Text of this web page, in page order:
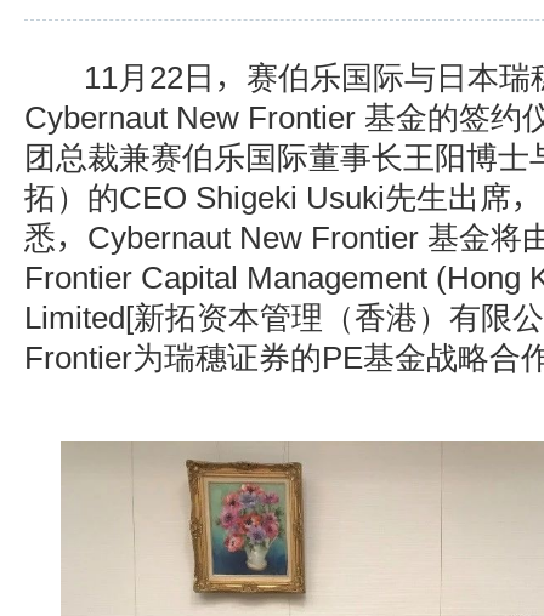
11月22日，赛伯乐国际与日本瑞
Cybernaut New Frontier 基金的签约
团总裁兼赛伯乐国际董事长王阳博士
拓）的CEO Shigeki Usuki先生出席
悉，Cybernaut New Frontier 基金将
Frontier Capital Management (Hong
Limited[新拓资本管理（香港）有限
Frontier为瑞穗证券的PE基金战略合